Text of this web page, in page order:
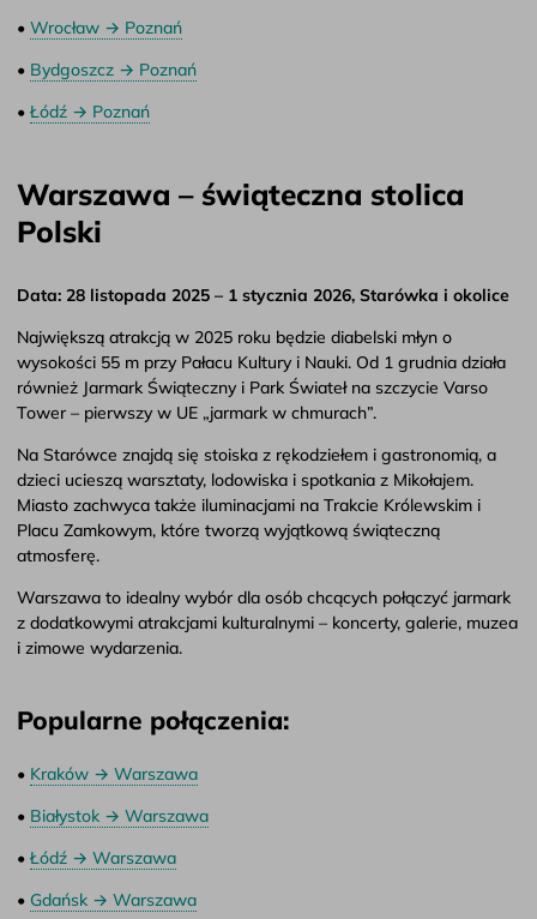
• Wrocław → Poznań
• Bydgoszcz → Poznań
• Łódź → Poznań
Warszawa – świąteczna stolica
Polski
Data: 28 listopada 2025 – 1 stycznia 2026, Starówka i okolice
Największą atrakcją w 2025 roku będzie diabelski młyn o
wysokości 55 m przy Pałacu Kultury i Nauki. Od 1 grudnia działa
również Jarmark Świąteczny i Park Świateł na szczycie Varso
Tower – pierwszy w UE „jarmark w chmurach”.
Na Starówce znajdą się stoiska z rękodziełem i gastronomią, a
dzieci ucieszą warsztaty, lodowiska i spotkania z Mikołajem.
Miasto zachwyca także iluminacjami na Trakcie Królewskim i
Placu Zamkowym, które tworzą wyjątkową świąteczną
atmosferę.
Warszawa to idealny wybór dla osób chcących połączyć jarmark
z dodatkowymi atrakcjami kulturalnymi – koncerty, galerie, muzea
i zimowe wydarzenia.
Popularne połączenia:
• Kraków → Warszawa
• Białystok → Warszawa
• Łódź → Warszawa
• Gdańsk → Warszawa